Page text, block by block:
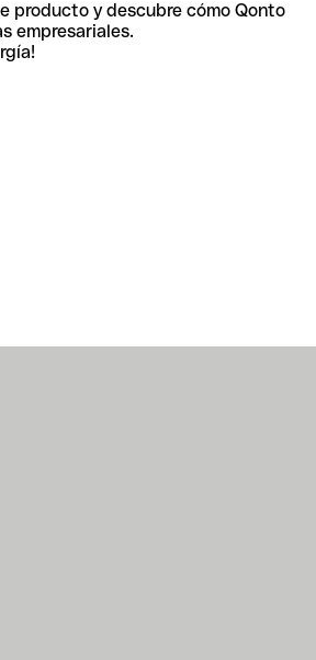
producto y descubre cómo Qonto
empresariales.